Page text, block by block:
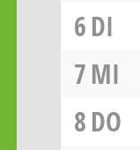
6DI
7MI
8DO